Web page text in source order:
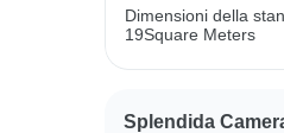
Dimensioni della
19Square Meters
Splendida